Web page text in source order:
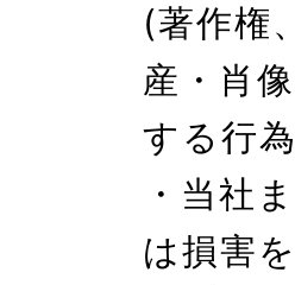
(著作権
産・肖
する行
・当社
は損害